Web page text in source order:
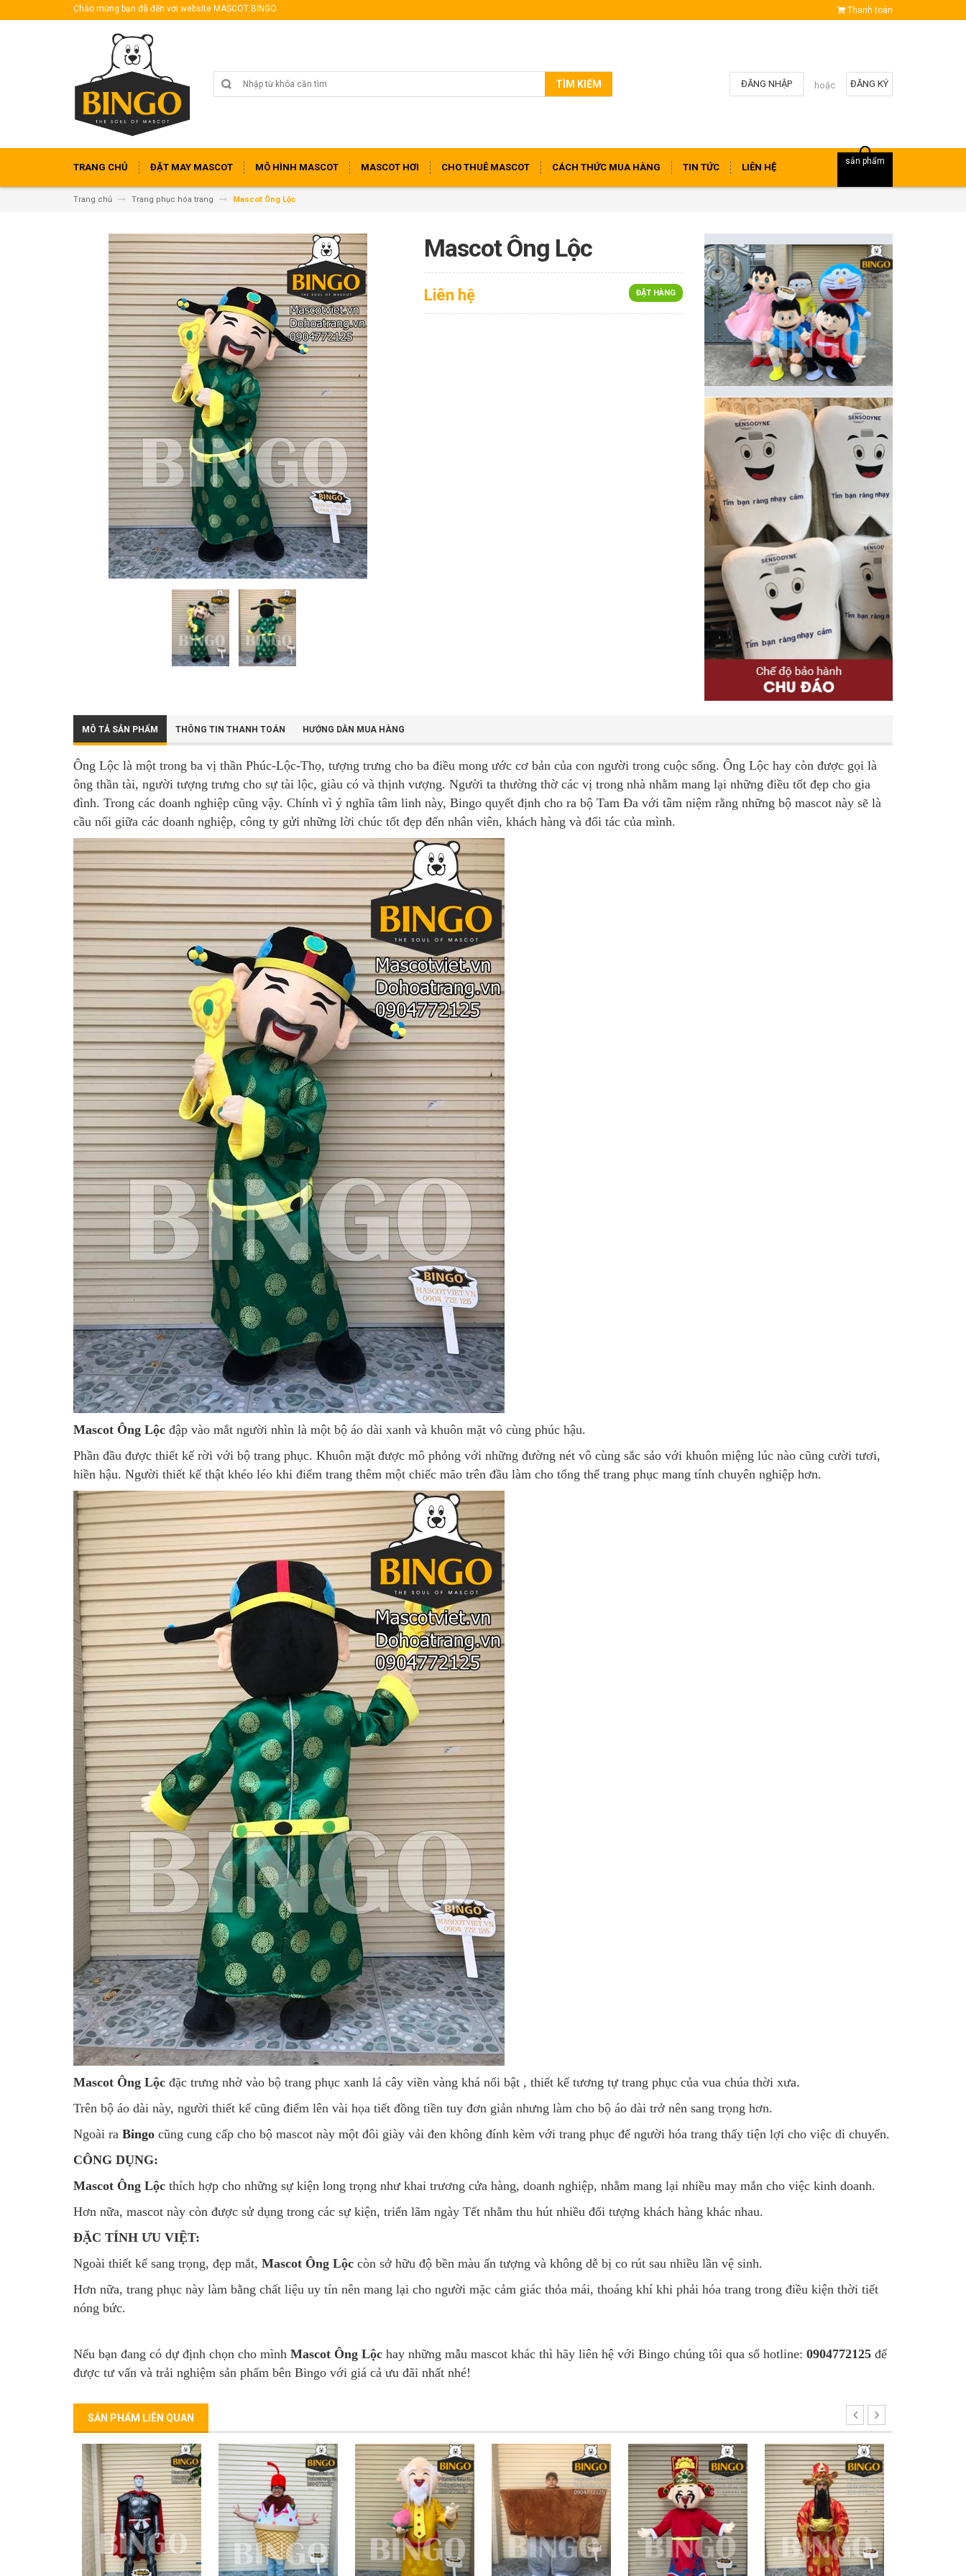
Chào mừng bạn đã đến với website MASCOT BINGO Thanh toán
TÌM KIẾM ĐĂNG KÝ
hoặc
ĐĂNG NHẬP
TRANG CHỦ ĐẶT MAY MASCOT MÔ HÌNH MASCOT MASCOT HƠI CHO THUÊ MASCOT CÁCH THỨC MUA HÀNG TIN TỨC LIÊN HỆ
sản phẩm
Trang chủ Trang phục hóa trang Mascot Ông Lộc
Mascot Ông Lộc
ĐẶT HÀNG
Liên hệ
MÔ TẢ SẢN PHẨM THÔNG TIN THANH TOÁN HƯỚNG DẪN MUA HÀNG
Ông Lộc là một trong ba vị thần Phúc-Lộc-Thọ, tượng trưng cho ba điều mong ước cơ bản của con người trong cuộc sống. Ông Lộc hay còn được gọi là
ông thần tài, người tượng trưng cho sự tài lộc, giàu có và thịnh vượng. Người ta thường thờ các vị trong nhà nhằm mang lại những điều tốt đẹp cho gia
đình. Trong các doanh nghiệp cũng vậy. Chính vì ý nghĩa tâm linh này, Bingo quyết định cho ra bộ Tam Đa với tâm niệm rằng những bộ mascot này sẽ là
cầu nối giữa các doanh nghiệp, công ty gửi những lời chúc tốt đẹp đến nhân viên, khách hàng và đối tác của mình.
Mascot Ông Lộc đập vào mắt người nhìn là một bộ áo dài xanh và khuôn mặt vô cùng phúc hậu.
Phần đầu được thiết kế rời với bộ trang phục. Khuôn mặt được mô phỏng với những đường nét vô cùng sắc sảo với khuôn miệng lúc nào cũng cười tươi,
hiền hậu. Người thiết kế thật khéo léo khi điểm trang thêm một chiếc mão trên đầu làm cho tổng thể trang phục mang tính chuyên nghiệp hơn.
Mascot Ông Lộc đặc trưng nhờ vào bộ trang phục xanh lá cây viền vàng khá nổi bật , thiết kế tương tự trang phục của vua chúa thời xưa.
Trên bộ áo dài này, người thiết kế cũng điểm lên vài họa tiết đồng tiền tuy đơn giản nhưng làm cho bộ áo dài trở nên sang trọng hơn.
Ngoài ra Bingo cũng cung cấp cho bộ mascot này một đôi giày vải đen không đính kèm với trang phục để người hóa trang thấy tiện lợi cho việc di chuyển.
CÔNG DỤNG:
Mascot Ông Lộc thích hợp cho những sự kiện long trọng như khai trương cửa hàng, doanh nghiệp, nhằm mang lại nhiều may mắn cho việc kinh doanh.
Hơn nữa, mascot này còn được sử dụng trong các sự kiện, triển lãm ngày Tết nhằm thu hút nhiều đối tượng khách hàng khác nhau.
ĐẶC TÍNH ƯU VIỆT:
Ngoài thiết kế sang trọng, đẹp mắt, Mascot Ông Lộc còn sở hữu độ bền màu ấn tượng và không dễ bị co rút sau nhiều lần vệ sinh.
Hơn nữa, trang phục này làm bằng chất liệu uy tín nên mang lại cho người mặc cảm giác thỏa mái, thoáng khí khi phải hóa trang trong điều kiện thời tiết
nóng bức.
Nếu bạn đang có dự định chọn cho mình Mascot Ông Lộc hay những mẫu mascot khác thì hãy liên hệ với Bingo chúng tôi qua số hotline: 0904772125 để
được tư vấn và trải nghiệm sản phẩm bên Bingo với giá cả ưu đãi nhất nhé!
SẢN PHẨM LIÊN QUAN